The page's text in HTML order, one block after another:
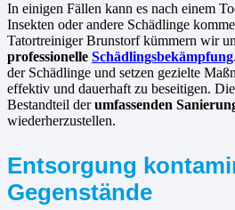
In einigen Fällen kann es nach einem
Insekten oder andere Schädlinge
Tatortreiniger Brunstorf kümmern wir
professionelle Schädlingsbekämpfung
der Schädlinge und setzen gezielte
effektiv und dauerhaft zu beseitigen.
Bestandteil derumfassenden
wiederherzustellen.
Entsorgung
Gegenstände